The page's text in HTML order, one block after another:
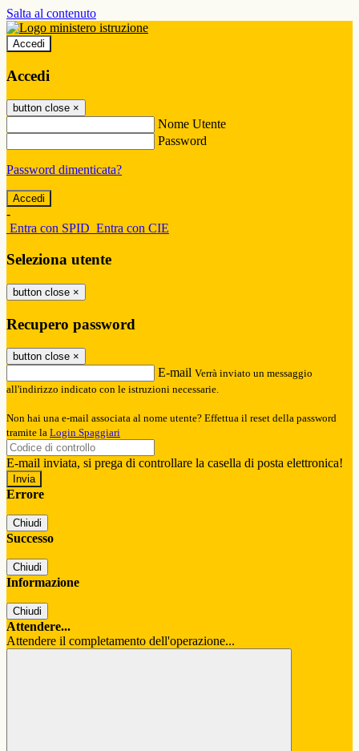
Salta al contenuto
Accedi
Accedi
button close ×
Nome Utente
Password
Password dimenticata?
-
Entra con SPID Entra con CIE
Seleziona utente
button close ×
Recupero password
button close ×
E-mail Verrà inviato un messaggio
all'indirizzo indicato con le istruzioni necessarie.
Non hai una e-mail associata al nome utente? Effettua il reset della password
tramite la Login Spaggiari
E-mail inviata, si prega di controllare la casella di posta elettronica!
Errore
Chiudi
Successo
Chiudi
Informazione
Chiudi
Attendere...
Attendere il completamento dell'operazione...